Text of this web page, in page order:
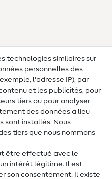
technologies similaires sur
personnelles des
l'adresse IP), par
et les publicités, pour
tiers ou pour analyser
des données a lieu
sont installés. Nous
tiers que nous nommons
être effectué avec le
intérêt légitime. Il est
son consentement. Il existe